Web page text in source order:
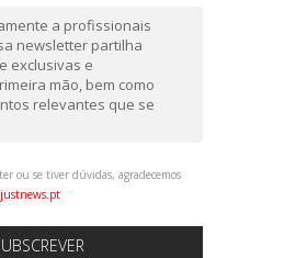
a profissionais
newsletter partilha
exclusivas e
mão, bem como
relevantes que se
ou se tiver dúvidas, agradecemos